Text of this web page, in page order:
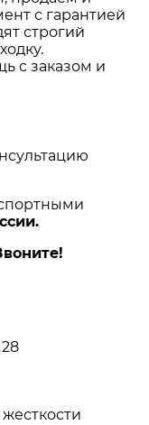
с гарантией
строгий
с заказом и
28